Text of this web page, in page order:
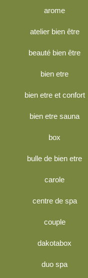
arome
atelier bien être
beauté bien être
bien etre
bien etre et confort
bien etre sauna
box
bulle de bien etre
carole
centre de spa
couple
dakotabox
duo spa